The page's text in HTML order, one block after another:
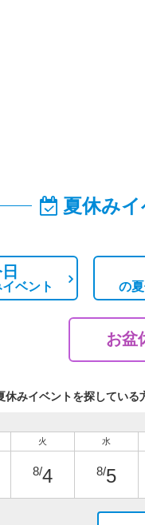
夏休み
ベント の
お盆
みイベントを探している
火
8/4
水
8/5